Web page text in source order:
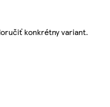
konkrétny variant.